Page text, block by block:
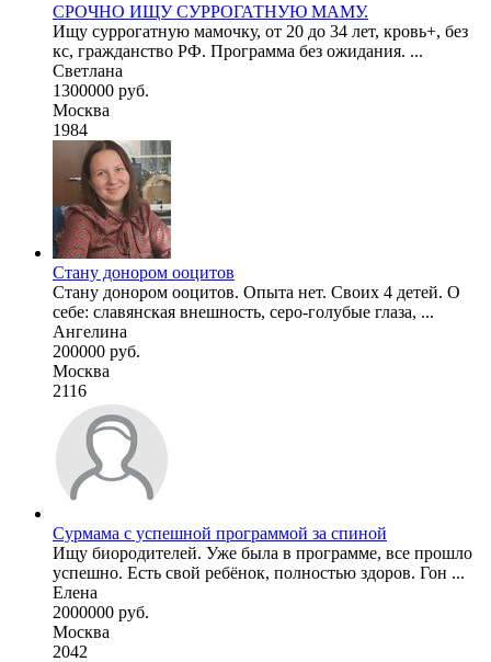
СРОЧНО ИЩУ СУРРОГАТНУЮ МАМУ.
Ищу суррогатную мамочку, от 20 до 34 лет, кровь+, без
кс, гражданство РФ. Программа без ожидания. ...
Светлана
1300000 руб.
Москва
1984
Стану донором ооцитов
Стану донором ооцитов. Опыта нет. Своих 4 детей. О
себе: славянская внешность, серо-голубые глаза, ...
Ангелина
200000 руб.
Москва
2116
Сурмама с успешной программой за спиной
Ищу биородителей. Уже была в программе, все прошло
успешно. Есть свой ребёнок, полностью здоров. Гон ...
Елена
2000000 руб.
Москва
2042